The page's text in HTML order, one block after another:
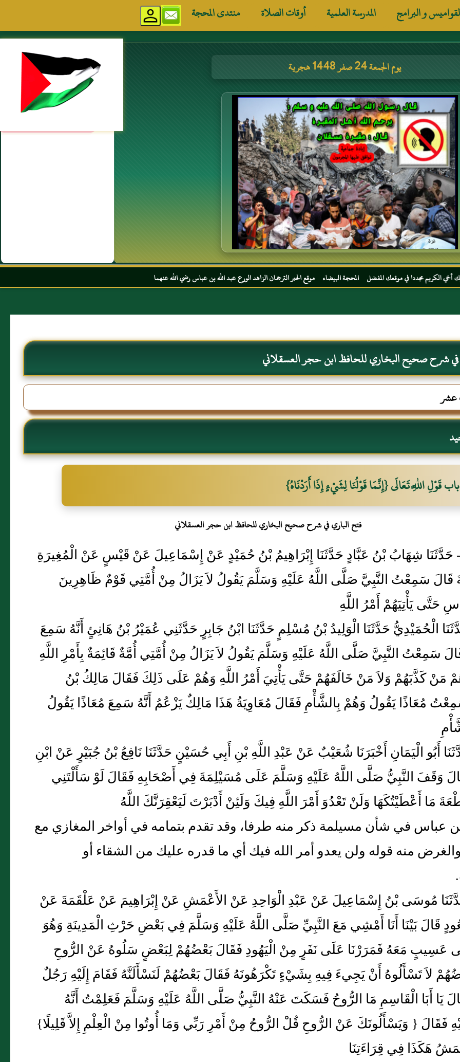
و البرامج المدرسة العلمية أوقات الصلاة منتدى المحجة
يوم الجمعة 24 صفر 1448 هجرية مواقع إسلامية
موقعك المفضل المحجة البيضاء موقع الحبر الترجمان الزاهد الورع عبد الله بن عباس رضي الله عنهما
في شرح صحيح البخاري للحافظ ابن حجر العسقلاني
عشر
باب قَوْلِ اللَّهِ تَعَالَى {إِنَّمَا قَوْلُنَا لِشَيْءٍ إِذَا أَرَدْنَاهُ}
فتح الباري في شرح صحيح البخاري للحافظ ابن حجر العسقلاني
7459 - حَدَّثَنَا شِهَابُ بْنُ عَبَّادٍ حَدَّثَنَا إِبْرَاهِيمُ بْنُ حُمَيْدٍ عَنْ إِسْمَاعِيلَ عَنْ قَيْسٍ عَنْ الْمُغِيرَةِ
سَمِعْتُ النَّبِيَّ صَلَّى اللَّهُ عَلَيْهِ وَسَلَّمَ يَقُولُ لاَ يَزَالُ مِنْ أُمَّتِي قَوْمٌ ظَاهِرِينَ
حَتَّى يَأْتِيَهُمْ أَمْرُ اللَّهِ
- حَدَّثَنَا الْحُمَيْدِيُّ حَدَّثَنَا الْوَلِيدُ بْنُ مُسْلِمٍ حَدَّثَنَا ابْنُ جَابِرٍ حَدَّثَنِي عُمَيْرُ بْنُ هَانِئٍ أَنَّهُ سَمِعَ
سَمِعْتُ النَّبِيَّ صَلَّى اللَّهُ عَلَيْهِ وَسَلَّمَ يَقُولُ لاَ يَزَالُ مِنْ أُمَّتِي أُمَّةٌ قَائِمَةٌ بِأَمْرِ اللَّهِ
مَنْ كَذَّبَهُمْ وَلاَ مَنْ خَالَفَهُمْ حَتَّى يَأْتِيَ أَمْرُ اللَّهِ وَهُمْ عَلَى ذَلِكَ فَقَالَ مَالِكُ بْنُ
مُعَاذًا يَقُولُ وَهُمْ بِالشَّأْمِ فَقَالَ مُعَاوِيَةُ هَذَا مَالِكٌ يَزْعُمُ أَنَّهُ سَمِعَ مُعَاذًا يَقُولُ
- حَدَّثَنَا أَبُو الْيَمَانِ أَخْبَرَنَا شُعَيْبٌ عَنْ عَبْدِ اللَّهِ بْنِ أَبِي حُسَيْنٍ حَدَّثَنَا نَافِعُ بْنُ جُبَيْرٍ عَنْ ابْنِ
وَقَفَ النَّبِيُّ صَلَّى اللَّهُ عَلَيْهِ وَسَلَّمَ عَلَى مُسَيْلِمَةَ فِي أَصْحَابِهِ فَقَالَ لَوْ سَأَلْتَنِي
مَا أَعْطَيْتُكَهَا وَلَنْ تَعْدُوَ أَمْرَ اللَّهِ فِيكَ وَلَئِنْ أَدْبَرْتَ لَيَعْقِرَنَّكَ اللَّهُ
عباس في شأن مسيلمة ذكر منه طرفا، وقد تقدم بتمامه في أواخر المغازي مع
منه قوله ولن يعدو أمر الله فيك أي ما قدره عليك من الشقاء أو
- حَدَّثَنَا مُوسَى بْنُ إِسْمَاعِيلَ عَنْ عَبْدِ الْوَاحِدِ عَنْ الأَعْمَشِ عَنْ إِبْرَاهِيمَ عَنْ عَلْقَمَةَ عَنْ
قَالَ بَيْنَا أَنَا أَمْشِي مَعَ النَّبِيِّ صَلَّى اللَّهُ عَلَيْهِ وَسَلَّمَ فِي بَعْضِ حَرْثِ الْمَدِينَةِ وَهُوَ
عَسِيبٍ مَعَهُ فَمَرَرْنَا عَلَى نَفَرٍ مِنْ الْيَهُودِ فَقَالَ بَعْضُهُمْ لِبَعْضٍ سَلُوهُ عَنْ الرُّوحِ
لاَ تَسْأَلُوهُ أَنْ يَجِيءَ فِيهِ بِشَيْءٍ تَكْرَهُونَهُ فَقَالَ بَعْضُهُمْ لَنَسْأَلَنَّهُ فَقَامَ إِلَيْهِ رَجُلٌ
يَا أَبَا الْقَاسِمِ مَا الرُّوحُ فَسَكَتَ عَنْهُ النَّبِيُّ صَلَّى اللَّهُ عَلَيْهِ وَسَلَّمَ فَعَلِمْتُ أَنَّهُ
فَقَالَ { وَيَسْأَلُونَكَ عَنْ الرُّوحِ قُلْ الرُّوحُ مِنْ أَمْرِ رَبِّي وَمَا أُوتُوا مِنْ الْعِلْمِ إِلاَّ قَلِيلًا}
هَكَذَا فِي قِرَاءَتِنَا